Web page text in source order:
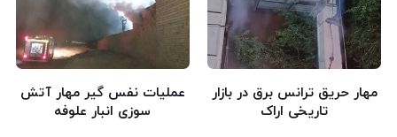
مهار حریق ترانس برق در بازار
تاریخی اراک
عملیات نفس گیر مهار آتش
سوزی انبار علوفه